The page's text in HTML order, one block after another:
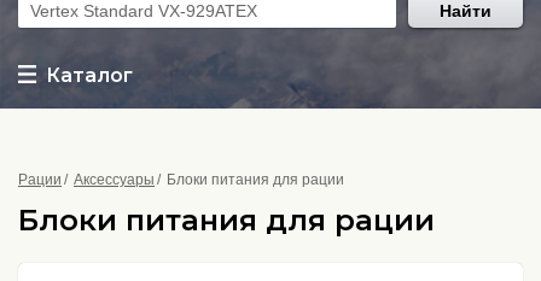
Каталог
Найти
Рации Аксессуары Блоки питания для рации
Блоки питания для рации